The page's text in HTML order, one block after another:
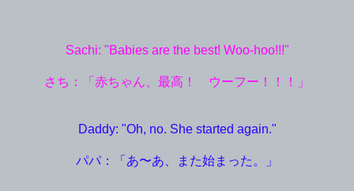
Sachi: "Babies are the best! Woo-hoo!!!"
さち：「赤ちゃん、最高！ ウーフー！！！」
Daddy: "Oh, no. She started again."
パパ：「あ〜あ、また始まった。」